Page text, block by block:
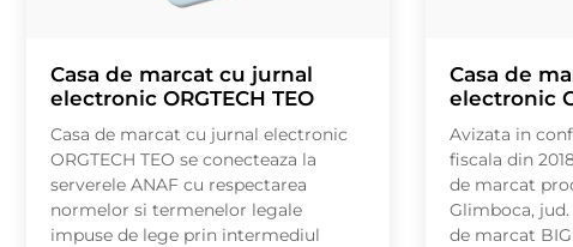
Casa de marcat cu jurnal
electronic ORGTECH TEO
Casa de marcat cu jurnal electronic
ORGTECH TEO se conecteaza la
serverele ANAF cu respectarea
normelor si termenelor legale
impuse de lege prin intermediul
Casa de
electronic
Avizata in
fiscala din
de marcat
Glimboca, jud.
de marcat